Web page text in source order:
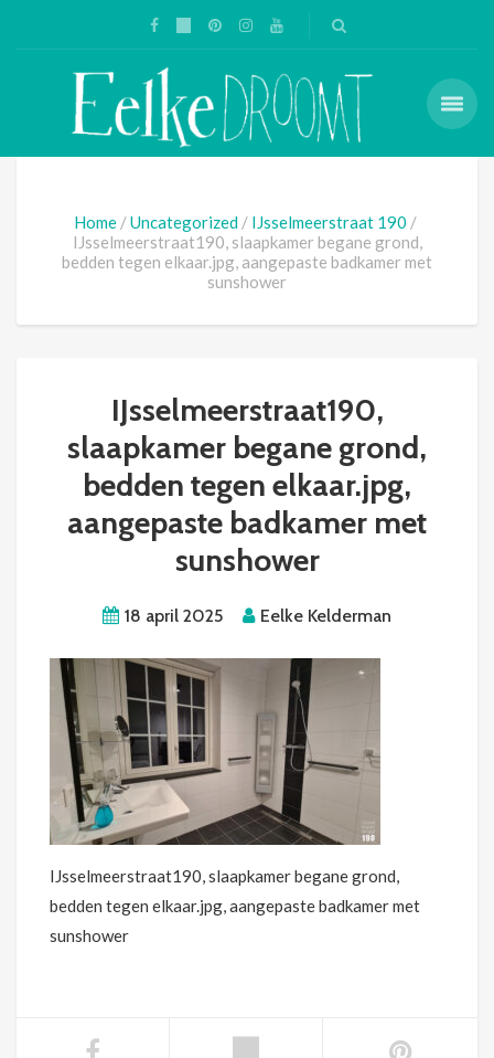
Home Uncategorized
IJsselmeerstraat 190
IJsselmeerstraat190, slaapkamer begane grond,
bedden tegen elkaar.jpg, aangepaste badkamer met
sunshower
IJsselmeerstraat190,
slaapkamer begane grond,
bedden tegen elkaar.jpg,
aangepaste badkamer met
sunshower
18 april 2025 Eelke Kelderman
IJsselmeerstraat190, slaapkamer begane grond,
bedden tegen elkaar.jpg, aangepaste badkamer met
sunshower